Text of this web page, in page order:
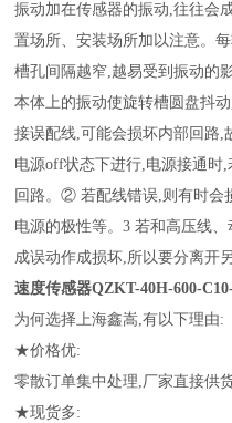
振动加在传感器的振动,往往会
置场所、安装场所加以注意。
槽孔间隔越窄,越易受到振动的
本体上的振动使旋转槽圆盘抖
接误配线,可能会损坏内部回路
电源off状态下进行,电源接通时
回路。② 若配线错误,则有时会
电源的极性等。3 若和高压线
成误动作成损坏,所以要分离开
速度传感器QZKT-40H-600-
为何选择上海鑫嵩,有以下理由:
★价格优:
零散订单集中处理,厂家直接
★现货多: